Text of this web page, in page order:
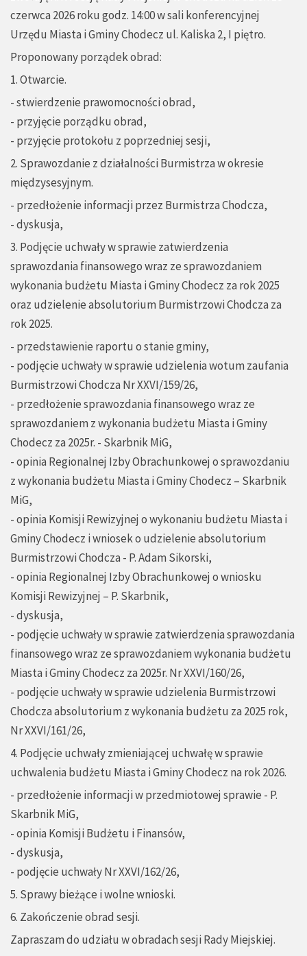
czerwca 2026 roku godz. 14:00 w sali konferencyjnej
Urzędu Miasta i Gminy Chodecz ul. Kaliska 2, I piętro.
Proponowany porządek obrad:
1. Otwarcie.
- stwierdzenie prawomocności obrad,
- przyjęcie porządku obrad,
- przyjęcie protokołu z poprzedniej sesji,
2. Sprawozdanie z działalności Burmistrza w okresie
międzysesyjnym.
- przedłożenie informacji przez Burmistrza Chodcza,
- dyskusja,
3. Podjęcie uchwały w sprawie zatwierdzenia
sprawozdania finansowego wraz ze sprawozdaniem
wykonania budżetu Miasta i Gminy Chodecz za rok 2025
oraz udzielenie absolutorium Burmistrzowi Chodcza za
rok 2025.
- przedstawienie raportu o stanie gminy,
- podjęcie uchwały w sprawie udzielenia wotum zaufania
Burmistrzowi Chodcza Nr XXVI/159/26,
- przedłożenie sprawozdania finansowego wraz ze
sprawozdaniem z wykonania budżetu Miasta i Gminy
Chodecz za 2025r. - Skarbnik MiG,
- opinia Regionalnej Izby Obrachunkowej o sprawozdaniu
z wykonania budżetu Miasta i Gminy Chodecz – Skarbnik
MiG,
- opinia Komisji Rewizyjnej o wykonaniu budżetu Miasta i
Gminy Chodecz i wniosek o udzielenie absolutorium
Burmistrzowi Chodcza - P. Adam Sikorski,
- opinia Regionalnej Izby Obrachunkowej o wniosku
Komisji Rewizyjnej – P. Skarbnik,
- dyskusja,
- podjęcie uchwały w sprawie zatwierdzenia sprawozdania
finansowego wraz ze sprawozdaniem wykonania budżetu
Miasta i Gminy Chodecz za 2025r. Nr XXVI/160/26,
- podjęcie uchwały w sprawie udzielenia Burmistrzowi
Chodcza absolutorium z wykonania budżetu za 2025 rok,
Nr XXVI/161/26,
4. Podjęcie uchwały zmieniającej uchwałę w sprawie
uchwalenia budżetu Miasta i Gminy Chodecz na rok 2026.
- przedłożenie informacji w przedmiotowej sprawie - P.
Skarbnik MiG,
- opinia Komisji Budżetu i Finansów,
- dyskusja,
- podjęcie uchwały Nr XXVI/162/26,
5. Sprawy bieżące i wolne wnioski.
6. Zakończenie obrad sesji.
Zapraszam do udziału w obradach sesji Rady Miejskiej.